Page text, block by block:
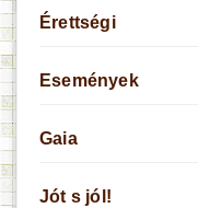
Érettségi
Események
Gaia
Jót s jól!